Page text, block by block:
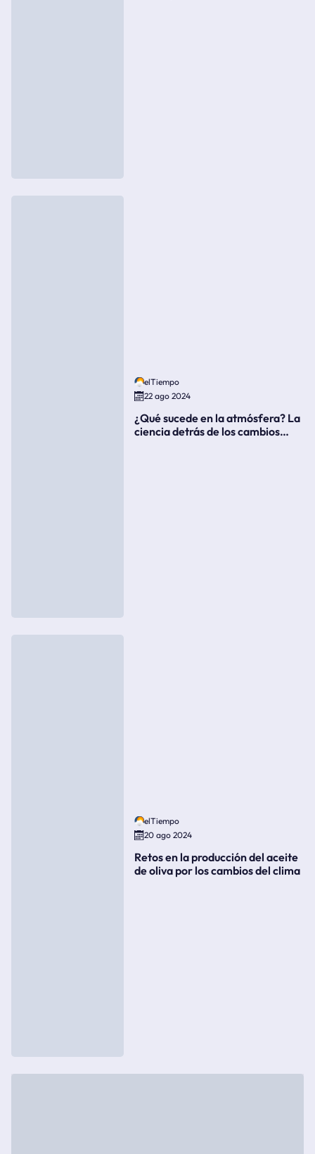
elTiempo
22 ago 2024
¿Qué sucede en la atmósfera? La
ciencia detrás de los cambios
elTiempo
20 ago 2024
Retos en la producción del aceite
de oliva por los cambios del clima